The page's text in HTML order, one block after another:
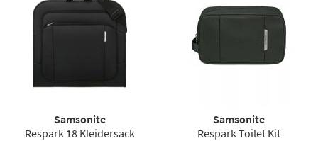
Samsonite
Respark 18 Kleidersack
Samsonite
Respark Toilet Kit